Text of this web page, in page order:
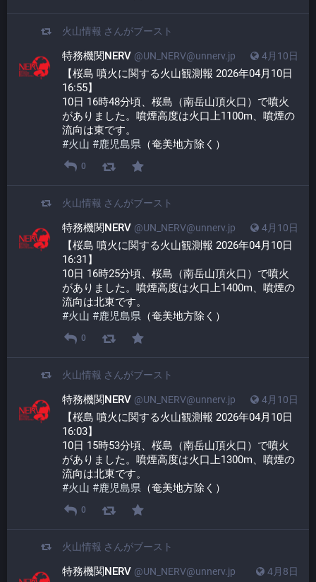
火山情報 さんがブースト
4月10日
特務機関NERV @UN_NERV@unnerv.jp
【桜島 噴火に関する火山観測報 2026年04月10日
16:55】
10日 16時48分頃、桜島（南岳山頂火口）で噴火
がありました。噴煙高度は火口上1100m、噴煙の
流向は東です。
#火山 #鹿児島県 （奄美地方除く）
0
火山情報 さんがブースト
4月10日
特務機関NERV @UN_NERV@unnerv.jp
【桜島 噴火に関する火山観測報 2026年04月10日
16:31】
10日 16時25分頃、桜島（南岳山頂火口）で噴火
がありました。噴煙高度は火口上1400m、噴煙の
流向は北東です。
#火山 #鹿児島県 （奄美地方除く）
0
火山情報 さんがブースト
4月10日
特務機関NERV @UN_NERV@unnerv.jp
【桜島 噴火に関する火山観測報 2026年04月10日
16:03】
10日 15時53分頃、桜島（南岳山頂火口）で噴火
がありました。噴煙高度は火口上1300m、噴煙の
流向は北東です。
#火山 #鹿児島県 （奄美地方除く）
0
火山情報 さんがブースト
4月8日
特務機関NERV @UN_NERV@unnerv.jp